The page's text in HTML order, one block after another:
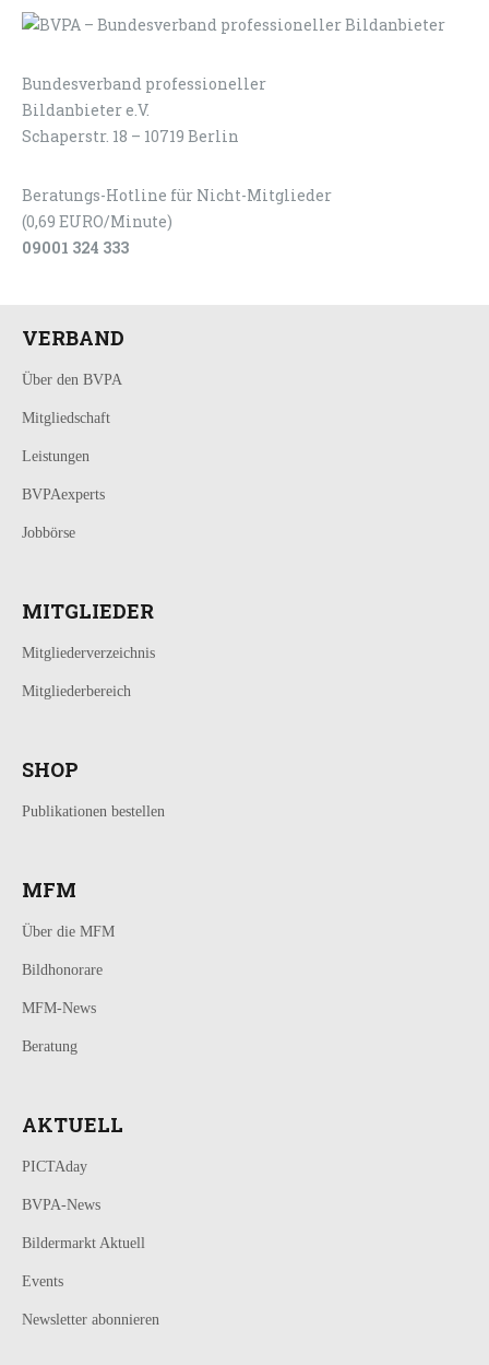
Bundesverband professioneller
Bildanbieter e.V.
Schaperstr. 18 – 10719 Berlin
Beratungs-Hotline für Nicht-Mitglieder
(0,69 EURO/Minute)
09001 324 333
VERBAND
Über den BVPA
Mitgliedschaft
Leistungen
BVPAexperts
Jobbörse
MITGLIEDER
Mitgliederverzeichnis
Mitgliederbereich
SHOP
Publikationen bestellen
MFM
Über die MFM
Bildhonorare
MFM-News
Beratung
AKTUELL
PICTAday
BVPA-News
Bildermarkt Aktuell
Events
Newsletter abonnieren